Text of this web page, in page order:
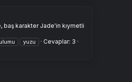
baş karakter Jade'in kıymetli
yuzu
Cevaplar: 3